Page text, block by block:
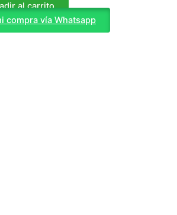
al carrito
compra vía Whatsapp